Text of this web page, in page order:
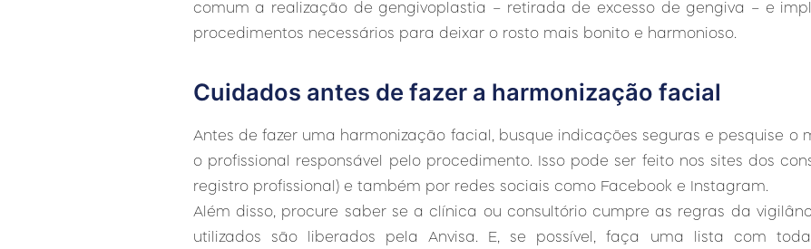
comum a realização de gengivoplastia – retirada de excesso de gengiva – e
procedimentos necessários para deixar o rosto mais bonito e harmonioso.
Cuidados antes de fazer a harmonização facial
Antes de fazer uma harmonização facial, busque indicações seguras e pesquise o
o profissional responsável pelo procedimento. Isso pode ser feito nos sites dos
registro profissional) e também por redes sociais como Facebook e Instagram.
Além disso, procure saber se a clínica ou consultório cumpre as regras da
utilizados são liberados pela Anvisa. E, se possível, faça uma lista com